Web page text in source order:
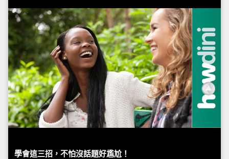
學會這三招，不怕沒話題好尷尬！